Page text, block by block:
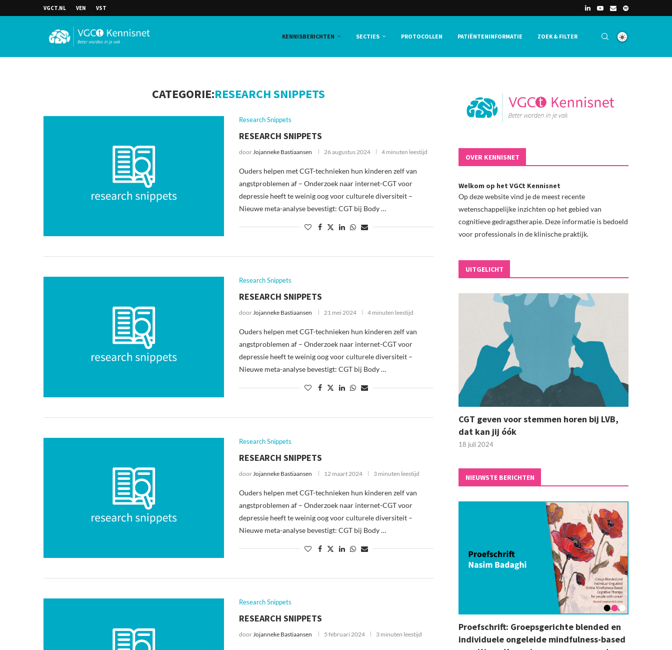
VGCT.NL VEN VST
KENNISBERICHTEN SECTIES PROTOCOLLEN PATIËNTENINFORMATIE ZOEK & FILTER
CATEGORIE:RESEARCH SNIPPETS
Research Snippets
RESEARCH SNIPPETS
doorJojanneke Bastiaansen 26 augustus 2024 4 minuten leestijd
Ouders helpen met CGT-technieken hun kinderen zelf van
angstproblemen af – Onderzoek naar internet-CGT voor
depressie heeft te weinig oog voor culturele diversiteit –
Nieuwe meta-analyse bevestigt: CGT bij Body …
Research Snippets
RESEARCH SNIPPETS
doorJojanneke Bastiaansen 21 mei 2024 4 minuten leestijd
Ouders helpen met CGT-technieken hun kinderen zelf van
angstproblemen af – Onderzoek naar internet-CGT voor
depressie heeft te weinig oog voor culturele diversiteit –
Nieuwe meta-analyse bevestigt: CGT bij Body …
Research Snippets
RESEARCH SNIPPETS
door Jojanneke Bastiaansen 12 maart 2024 3 minuten leestijd
Ouders helpen met CGT-technieken hun kinderen zelf van
angstproblemen af – Onderzoek naar internet-CGT voor
depressie heeft te weinig oog voor culturele diversiteit –
Nieuwe meta-analyse bevestigt: CGT bij Body …
Research Snippets
RESEARCH SNIPPETS
doorJojanneke Bastiaansen 5 februari 2024 3 minuten leestijd
OVER KENNISNET
Welkom op het VGCt Kennisnet
Op deze website vind je de meest recente
wetenschappelijke inzichten op het gebied van
cognitieve gedragstherapie. Deze informatie is bedoeld
voor professionals in de klinische praktijk.
UITGELICHT
CGT geven voor stemmen horen bij LVB,
dat kan jij óók
18 juli 2024
NIEUWSTE BERICHTEN
Proefschrift: Groepsgerichte blended en
individuele ongeleide mindfulness-based